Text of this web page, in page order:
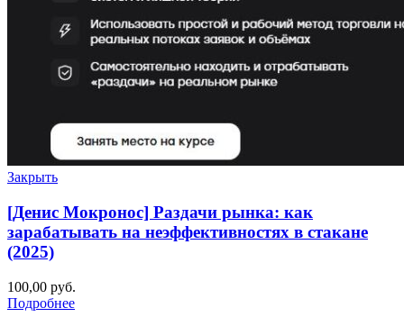
Закрыть
[Денис Мокронос] Раздачи рынка: как
зарабатывать на неэффективностях в стакане
(2025)
100,00 руб.
Подробнее